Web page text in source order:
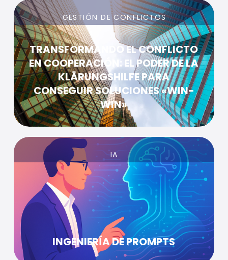
GESTIÓN DE CONFLICTOS
TRANSFORMANDO EL CONFLICTO
EN COOPERACIÓN: EL PODER DE LA
KLÄRUNGSHILFE PARA
CONSEGUIR SOLUCIONES «WIN-
WIN»
IA
INGENIERÍA DE PROMPTS